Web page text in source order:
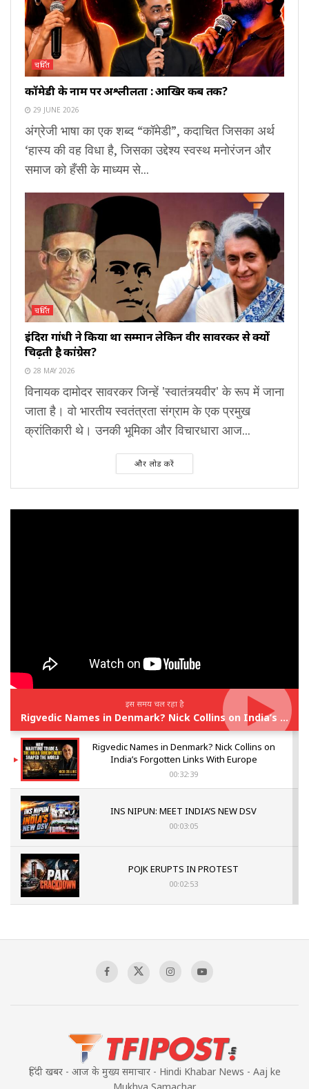
चर्चित
कॉमेडी के नाम पर अश्लीलता : आखिर कब तक?
29 JUNE 2026
अंग्रेजी भाषा का एक शब्द “कॉमेडी”, कदाचित जिसका अर्थ
‘हास्य की वह विधा है, जिसका उद्देश्य स्वस्थ मनोरंजन और
समाज को हँसी के माध्यम से...
चर्चित
इंदिरा गांधी ने किया था सम्मान लेकिन वीर सावरकर से क्यों
चिढ़ती है कांग्रेस?
28 MAY 2026
विनायक दामोदर सावरकर जिन्हें 'स्वातंत्र्यवीर' के रूप में जाना
जाता है। वो भारतीय स्वतंत्रता संग्राम के एक प्रमुख
क्रांतिकारी थे। उनकी भूमिका और विचारधारा आज...
और लोड करें
इस समय चल रहा है
Rigvedic Names in Denmark? Nick Collins on India’s Forgotten Links With Europe
Rigvedic Names in Denmark? Nick Collins on
India’s Forgotten Links With Europe
00:32:39
INS NIPUN: MEET INDIA’S NEW DSV
00:03:05
POJK ERUPTS IN PROTEST
00:02:53
Sagar
हिंदी खबर - आज के मुख्य समाचार - Hindi Khabar News - Aaj ke